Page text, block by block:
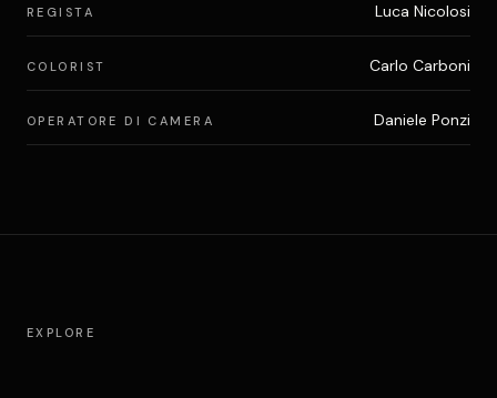
REGISTA Luca Nicolosi
COLORIST Carlo Carboni
OPERATORE DI CAMERA Daniele Ponzi
EXPLORE